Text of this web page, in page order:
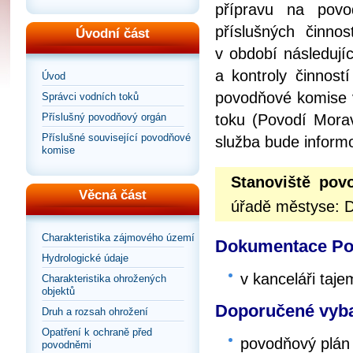
Úvodní část
Úvod
Správci vodních toků
Příslušný povodňový orgán
Příslušné související povodňové
komise
Věcná část
Charakteristika zájmového území
Hydrologické údaje
Charakteristika ohrožených
objektů
Druh a rozsah ohrožení
Opatření k ochraně před
povodněmi
přípravu na
příslušných
v období
a kontroly
povodňové
toku (Povodí
služba bude
Stanoviště
úřadě městyse:
Dokumentace
v kanceláři
Doporučené
povodňový plán